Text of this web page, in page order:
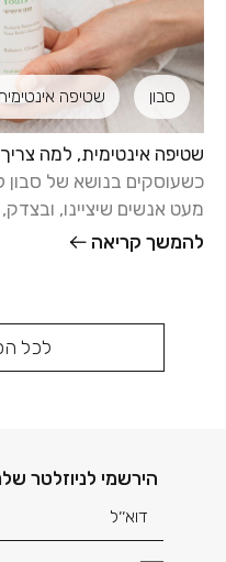
סבון שטיפה
שטיפה אינטימית, למה
כשעוסקים בנושא של סבון
מעט אנשים שיציינו,
עצמו, ואפשר להסתפק
להמשך קריאה
לכל
הירשמי לניוזלטר
דוא׳׳ל